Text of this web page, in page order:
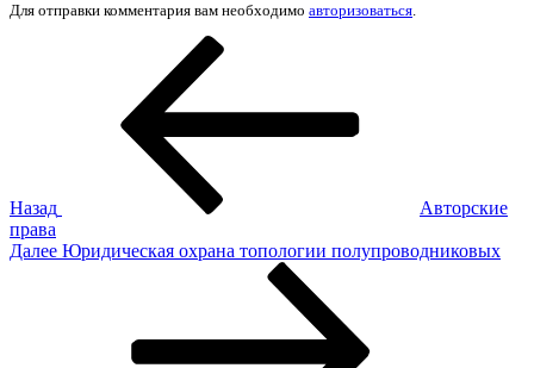
Для отправки комментария вам необходимо авторизоваться.
Назад
Авторские
права
Следующая
Далее Юридическая охрана топологии полупроводниковых